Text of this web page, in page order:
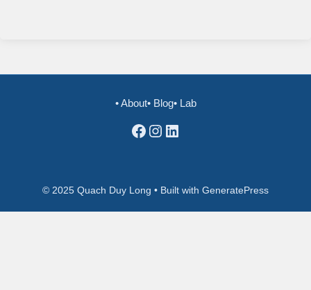
• About• Blog• Lab
Facebook
Instagram
LinkedIn
© 2025 Quach Duy Long • Built with GeneratePress